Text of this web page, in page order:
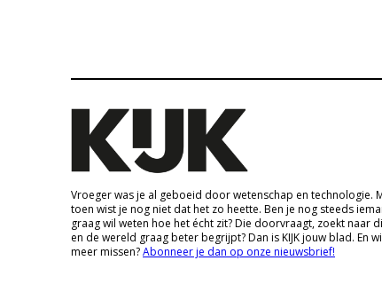
Vroeger was je al geboeid door wetenschap en technologie.
toen wist je nog niet dat het zo heette. Ben je nog steeds
graag wil weten hoe het écht zit? Die doorvraagt, zoekt naar
en de wereld graag beter begrijpt? Dan is KIJK jouw blad. En
meer missen?Abonneer je dan op onze nieuwsbrief!